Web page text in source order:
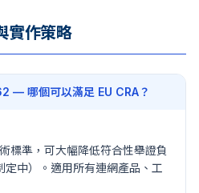
實作策略
— 哪個可以滿足 EU CRA？
標準，可大幅降低符合性舉證負
中）。適用所有連網產品、工